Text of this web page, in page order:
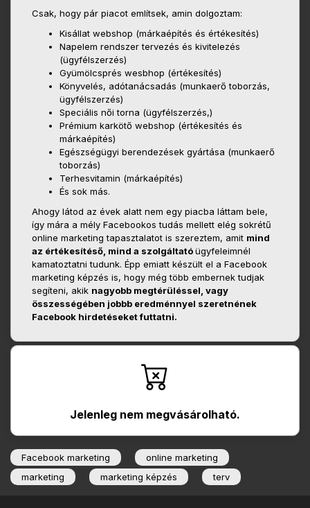
Csak, hogy pár piacot említsek, amin dolgoztam:
Kisállat webshop (márkaépítés és értékesítés)
Napelem rendszer tervezés és kivitelezés
(ügyfélszerzés)
Gyümölcsprés wesbhop (értékesítés)
Könyvelés, adótanácsadás (munkaerő toborzás,
ügyfélszerzés)
Speciális női torna (ügyfélszerzés,)
Prémium karkötő webshop (értékesítés és
márkaépítés)
Egészségügyi berendezések gyártása (munkaerő
toborzás)
Terhesvitamin (márkaépítés)
És sok más.
Ahogy látod az évek alatt nem egy piacba láttam bele,
így mára a mély Facebookos tudás mellett elég sokrétű
online marketing tapasztalatot is szereztem, amit mind
az értékesítéső, mind a szolgáltatóügyfeleimnél
kamatoztatni tudunk. Épp emiatt készült el a Facebook
marketing képzés is, hogy még több embernek tudjak
segíteni, akik nagyobb megtérüléssel, vagy
összességében jobbb eredménnyel szeretnének
Facebook hirdetéseket futtatni.
Jelenleg nem megvásárolható.
Facebook marketing
online marketing
marketing
marketing képzés terv